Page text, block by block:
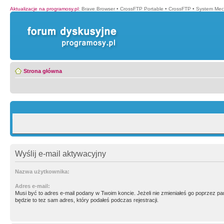
Aktualizacje na programosy.pl: Brave Browser • CrossFTP Portable • CrossFTP • System
Strona główna
Wyślij e-mail aktywacyjny
Nazwa użytkownika:
Adres e-mail:
Musi być to adres e-mail podany w Twoim koncie. Jeżeli nie zmieniałeś go poprzez
będzie to tez sam adres, który podałeś podczas rejestracji.